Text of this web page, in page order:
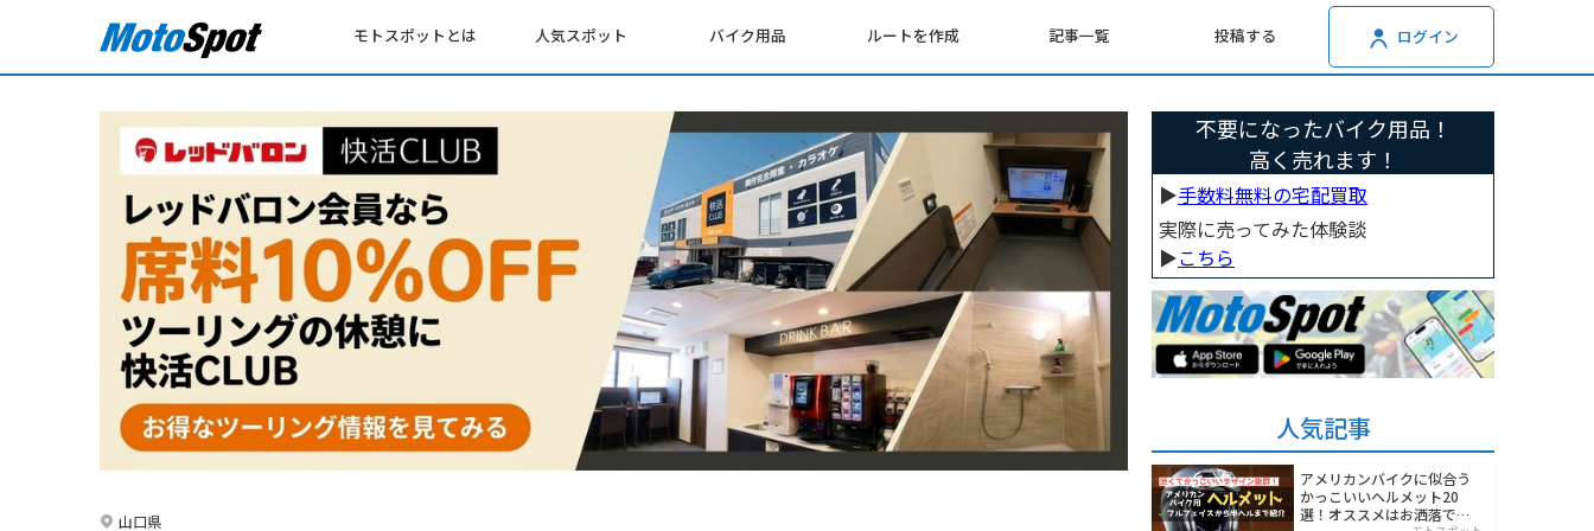
モトスポットとは 人気スポット バイク用品 ルートを作成 記事一覧 投稿する ログイン
山口県
不要になったバイク用品！
高く売れます！
▶︎手数料無料の宅配買取
実際に売ってみた体験談
▶︎こちら
人気記事
アメリカンバイクに似合う
かっこいいヘルメット20
選！オススメはお洒落でワ